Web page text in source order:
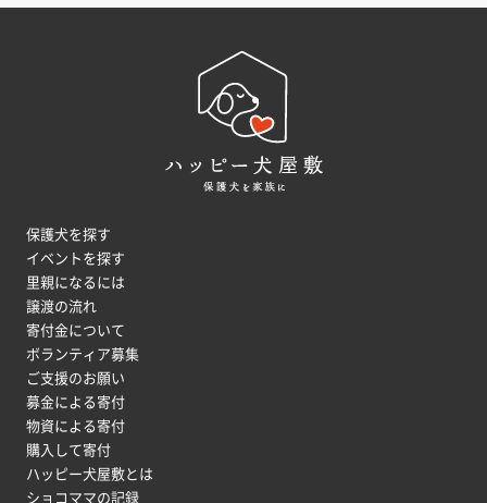
保護犬を探す
イベントを探す
里親になるには
譲渡の流れ
寄付金について
ボランティア募集
ご支援のお願い
募金による寄付
物資による寄付
購入して寄付
ハッピー犬屋敷とは
ショコママの記録